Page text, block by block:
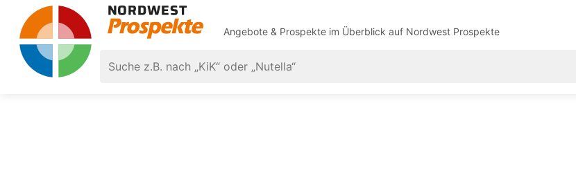
Angebote & Prospekte im Überblick auf Nordwest Prospekte